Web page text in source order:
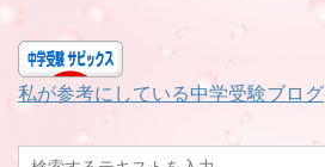
私が参考にしている中学受験ブログ